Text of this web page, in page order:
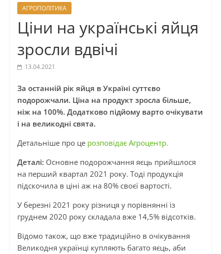
АГРОПОЛІТИКА
Ціни на українські яйця
зросли вдвічі
13.04.2021
За останній рік яйця в Україні суттєво
подорожчали. Ціна на продукт зросла більше,
ніж на 100%. Додатково підйому варто очікувати
і на великодні свята.
Детальніше про це розповідає Агроцентр.
Деталі: Основне подорожчання яєць прийшлося
на перший квартал 2021 року. Тоді продукція
підскочила в ціні аж на 80% своєї вартості.
У березні 2021 року різниця у порівнянні із
груднем 2020 року складала вже 14,5% відсотків.
Відомо також, що вже традиційно в очікування
Великодня українці купляють багато яєць, аби